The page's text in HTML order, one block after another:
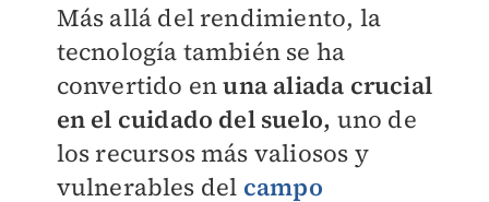
Más allá del rendimiento, la
tecnología también se ha
convertido enuna aliada crucial
en el cuidado del suelo, uno de
los recursos más valiosos y
vulnerables del campo